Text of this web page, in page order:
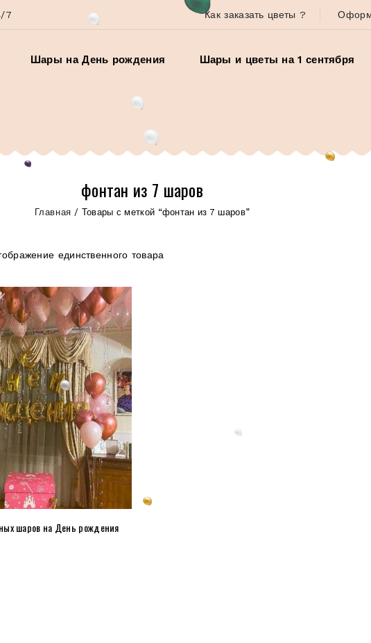
7 Как заказать цветы ?
Шары на День рождения Шары и цветы на 1 сентября
фонтан из 7 шаров
Главная / Товары с меткой “фонтан из 7 шаров”
единственного товара
шаров на День рождения